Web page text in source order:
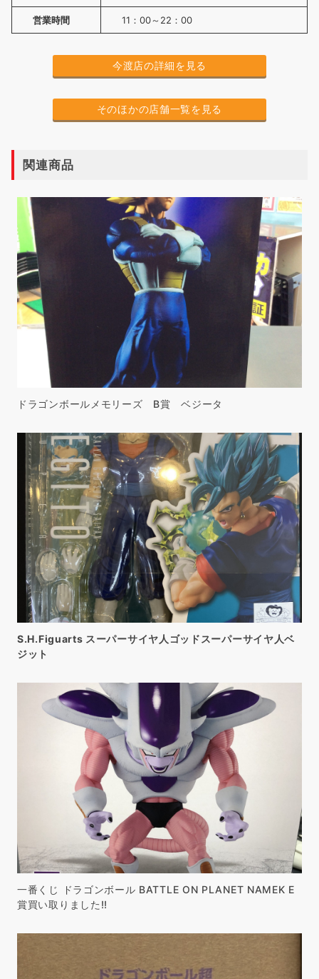
営業時間 11：00～22：00
今渡店の詳細を見る
そのほかの店舗一覧を見る
関連商品
ドラゴンボールメモリーズ B賞 ベジータ
S.H.Figuarts スーパーサイヤ人ゴッドスーパーサイヤ人ベ
ジット
一番くじ ドラゴンボール BATTLE ON PLANET NAMEK E
賞買い取りました!!